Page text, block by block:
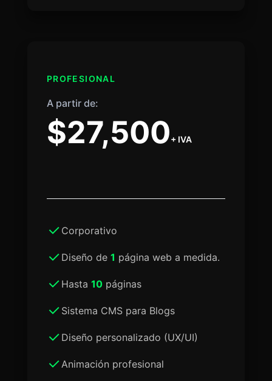
PROFESIONAL
A partir de:
$27,500+ IVA
Corporativo
Diseño de 1 página web a medida.
Hasta 10páginas
Sistema CMS para Blogs
Diseño personalizado (UX/UI)
Animación profesional